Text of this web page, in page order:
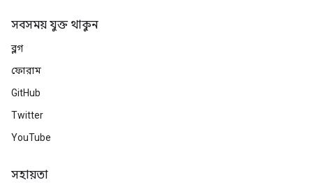
সবসময় যুক্ত থাকুন
ব্লগ
ফোরাম
GitHub
Twitter
YouTube
সহায়তা